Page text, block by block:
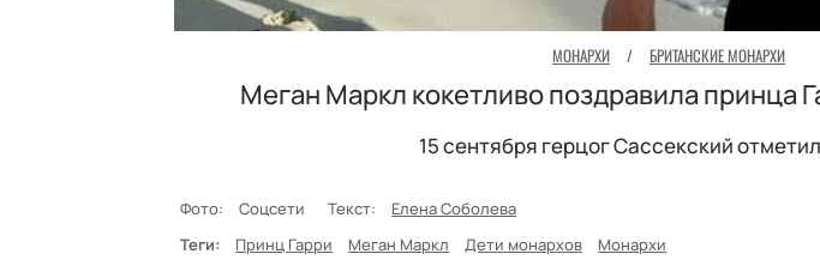
МОНАРХИ / БРИТАНСКИЕ МОНАРХИ
Меган Маркл кокетливо поздравила принца
15 сентября герцог Сассекский
Фото: Соцсети Текст: Елена Соболева
Теги:
Принц Гарри Меган Маркл Дети монархов Монархи